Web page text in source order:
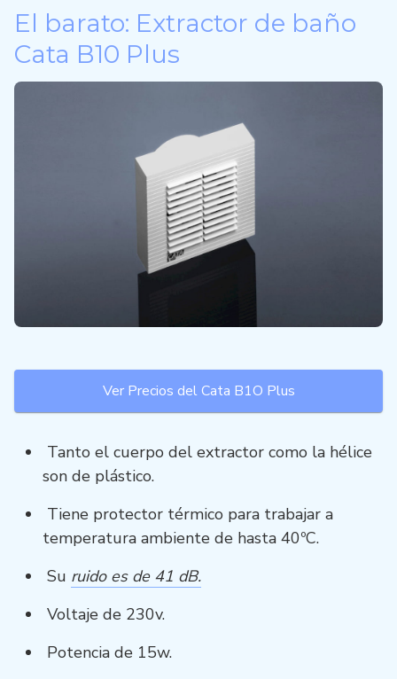
El barato: Extractor de baño
Cata B10 Plus
Ver Precios del Cata B1O Plus
Tanto el cuerpo del extractor como la hélice
son de plástico.
Tiene protector térmico para trabajar a
temperatura ambiente de hasta 40ºC.
Su ruido es de 41 dB.
Voltaje de 230v.
Potencia de 15w.